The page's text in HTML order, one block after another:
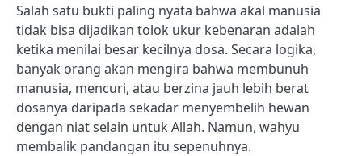
Salah satu bukti paling nyata bahwa akal manusia
tidak bisa dijadikan tolok ukur kebenaran adalah
ketika menilai besar kecilnya dosa. Secara logika,
banyak orang akan mengira bahwa membunuh
manusia, mencuri, atau berzina jauh lebih berat
dosanya daripada sekadar menyembelih hewan
dengan niat selain untuk Allah. Namun, wahyu
membalik pandangan itu sepenuhnya.